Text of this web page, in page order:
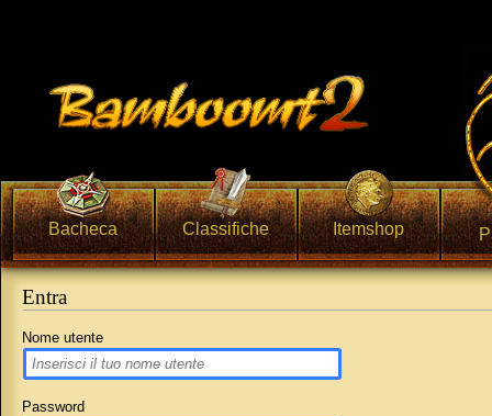
Bacheca Classifiche Itemshop
Entra
Nome utente
Password